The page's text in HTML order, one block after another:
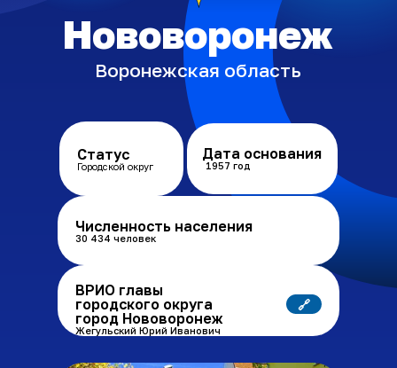
Нововоронеж
Воронежская область
Статус
Городской округ
Дата основания
1957 год
Численность населения
30 434 человек
ВРИО главы
городского округа
город Нововоронеж
🔗
Жегульский Юрий Иванович